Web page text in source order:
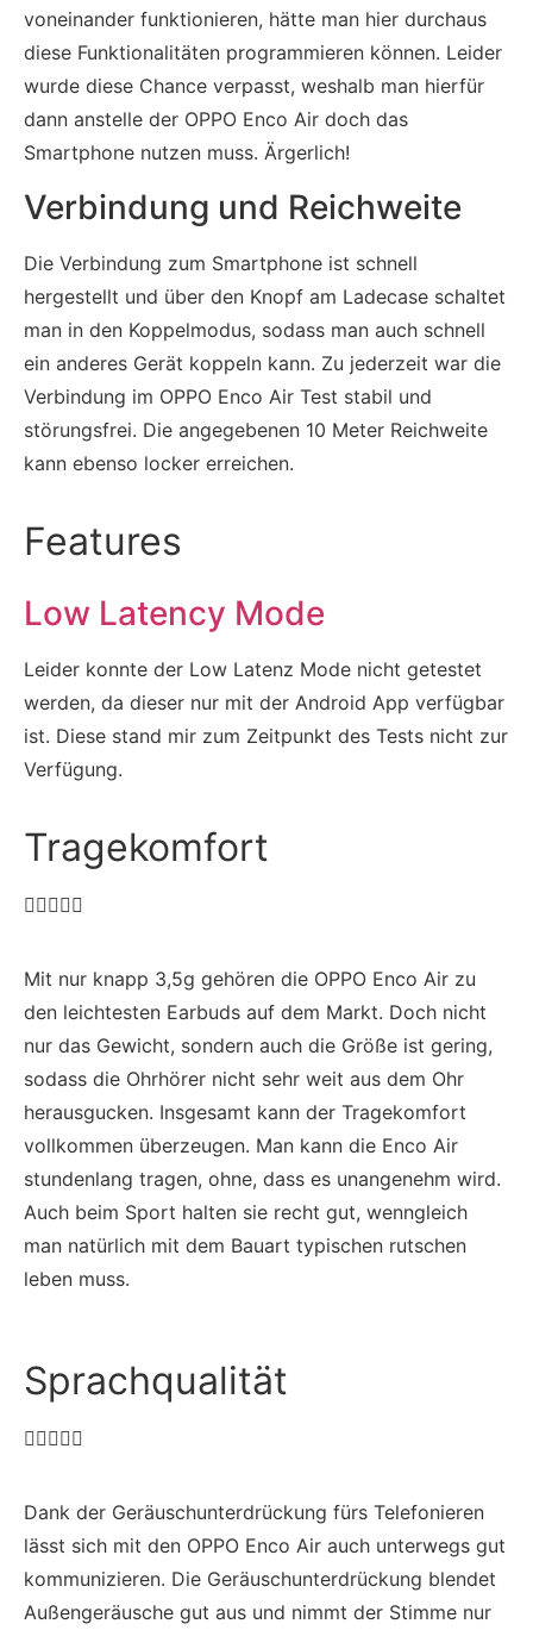
voneinander funktionieren, hätte man hier durchaus
diese Funktionalitäten programmieren können. Leider
wurde diese Chance verpasst, weshalb man hierfür
dann anstelle der OPPO Enco Air doch das
Smartphone nutzen muss. Ärgerlich!
Verbindung und Reichweite
Die Verbindung zum Smartphone ist schnell
hergestellt und über den Knopf am Ladecase schaltet
man in den Koppelmodus, sodass man auch schnell
ein anderes Gerät koppeln kann. Zu jederzeit war die
Verbindung im OPPO Enco Air Test stabil und
störungsfrei. Die angegebenen 10 Meter Reichweite
kann ebenso locker erreichen.
Features
Low Latency Mode
Leider konnte der Low Latenz Mode nicht getestet
werden, da dieser nur mit der Android App verfügbar
ist. Diese stand mir zum Zeitpunkt des Tests nicht zur
Verfügung.
Tragekomfort

Mit nur knapp 3,5g gehören die OPPO Enco Air zu
den leichtesten Earbuds auf dem Markt. Doch nicht
nur das Gewicht, sondern auch die Größe ist gering,
sodass die Ohrhörer nicht sehr weit aus dem Ohr
herausgucken. Insgesamt kann der Tragekomfort
vollkommen überzeugen. Man kann die Enco Air
stundenlang tragen, ohne, dass es unangenehm wird.
Auch beim Sport halten sie recht gut, wenngleich
man natürlich mit dem Bauart typischen rutschen
leben muss.
Sprachqualität

Dank der Geräuschunterdrückung fürs Telefonieren
lässt sich mit den OPPO Enco Air auch unterwegs gut
kommunizieren. Die Geräuschunterdrückung blendet
Außengeräusche gut aus und nimmt der Stimme nur